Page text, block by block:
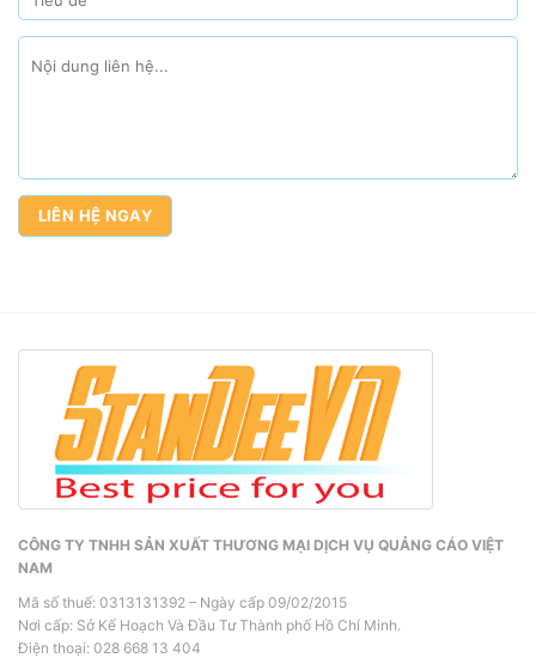
CÔNG TY TNHH SẢN XUẤT THƯƠNG MẠI DỊCH VỤ QUẢNG CÁO VIỆT
NAM
Mã số thuế: 0313131392 – Ngày cấp 09/02/2015
Nơi cấp: Sở Kế Hoạch Và Đầu Tư Thành phố Hồ Chí Minh.
Điện thoại: 028 668 13 404